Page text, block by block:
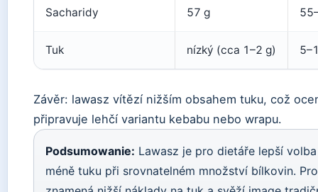
Sacharidy 57 g
Tuk nízký (cca 1–2 g)
Závěr: lawasz vítězí nižším obsahem tuku, což
připravuje lehčí variantu kebabu nebo wrapu.
Podsumowanie: Lawasz je pro dietáře lepší
méně tuku při srovnatelném množství bílkovin.